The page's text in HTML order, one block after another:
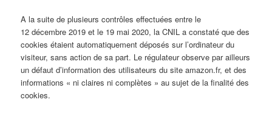
A la suite de plusieurs contrôles effectuées entre le
12 décembre 2019 et le 19 mai 2020, la CNIL a constaté que des
cookies étaient automatiquement déposés sur l’ordinateur du
visiteur, sans action de sa part. Le régulateur observe par ailleurs
un défaut d’information des utilisateurs du site amazon.fr, et des
informations « ni claires ni complètes » au sujet de la finalité des
cookies.